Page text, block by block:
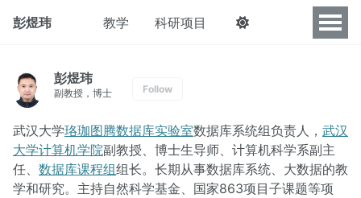
彭煜玮 教学 科研项目
彭煜玮
副教授，博士 Follow
武汉大学珞珈图腾数据库实验室数据库系统组负责人， 武汉
大学计算机学院副教授、博士生导师、计算机科学系副主
任、 数据库课程组组长。长期从事数据库系统、大数据的教
学和研究。主持自然科学基金、国家863项目子课题等项